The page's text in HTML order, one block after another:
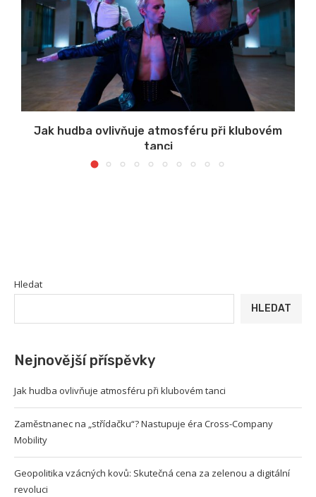
Jak hudba ovlivňuje atmosféru při klubovém
tanci
Hledat
HLEDAT
Nejnovější příspěvky
Jak hudba ovlivňuje atmosféru při klubovém tanci
Zaměstnanec na „střídačku“? Nastupuje éra Cross-Company
Mobility
Geopolitika vzácných kovů: Skutečná cena za zelenou a digitální
revoluci